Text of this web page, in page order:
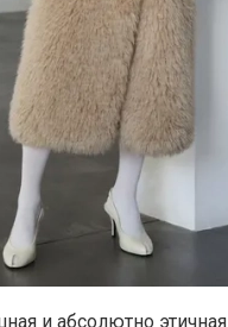
и абсолютно этичная